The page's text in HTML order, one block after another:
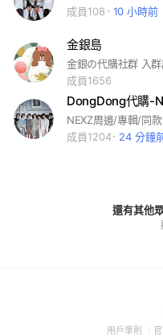
成員108 10 小時前
金銀島
金銀の代購社群 入
成員1656
DongDong代購-
成員1204
24 分鐘
還有其他
用戶準則